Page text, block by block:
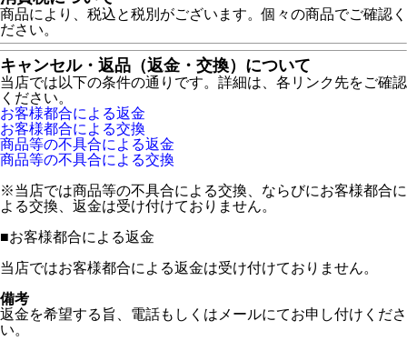
商品により、税込と税別がございます。個々の商品でご確認く
ださい。
キャンセル・返品（返金・交換）について
当店では以下の条件の通りです。詳細は、各リンク先をご確認
ください。
お客様都合による返金
お客様都合による交換
商品等の不具合による返金
商品等の不具合による交換
※当店では商品等の不具合による交換、ならびにお客様都合に
よる交換、返金は受け付けておりません。
■お客様都合による返金
当店ではお客様都合による返金は受け付けておりません。
備考
返金を希望する旨、電話もしくはメールにてお申し付けくださ
い。